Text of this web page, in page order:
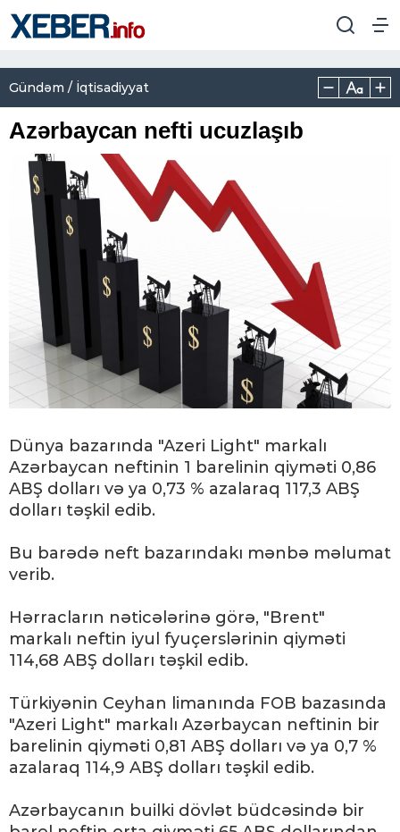
Gündəm / İqtisadiyyat
Azərbaycan nefti ucuzlaşıb
Dünya bazarında "Azeri Light" markalı
Azərbaycan neftinin 1 barelinin qiyməti 0,86
ABŞ dolları və ya 0,73 % azalaraq 117,3 ABŞ
dolları təşkil edib.
Bu barədə neft bazarındakı mənbə məlumat
verib.
Hərracların nəticələrinə görə, "Brent"
markalı neftin iyul fyuçerslərinin qiyməti
114,68 ABŞ dolları təşkil edib.
Türkiyənin Ceyhan limanında FOB bazasında
"Azeri Light" markalı Azərbaycan neftinin bir
barelinin qiyməti 0,81 ABŞ dolları və ya 0,7 %
azalaraq 114,9 ABŞ dolları təşkil edib.
Azərbaycanın builki dövlət büdcəsində bir